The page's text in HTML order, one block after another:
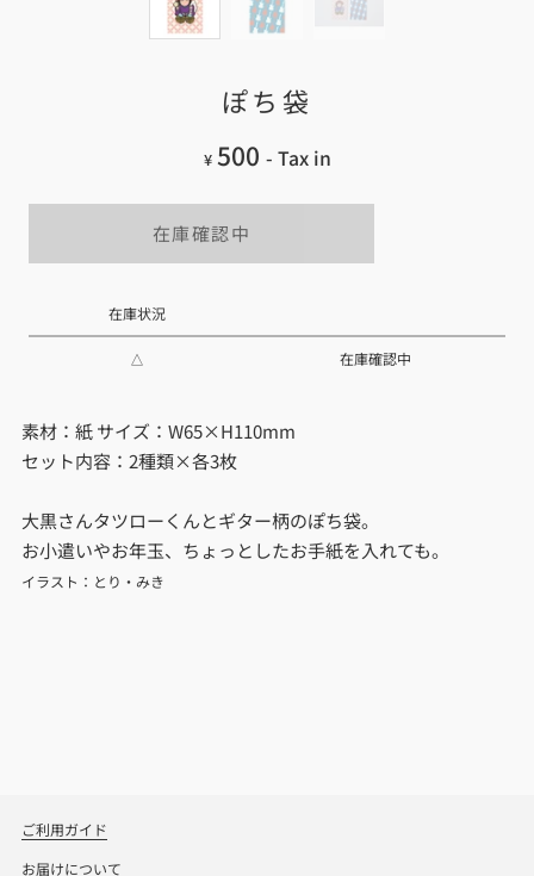
ぽち袋
¥ 500 - Tax in
在庫確認中
在庫状況
△ 在庫確認中
素材：紙 サイズ：W65×H110mm
セット内容：2種類×各3枚
大黒さんタツローくんとギター柄のぽち袋。
お小遣いやお年玉、ちょっとしたお手紙を入れても。
イラスト：とり・みき
ご利用ガイド
お届けについて